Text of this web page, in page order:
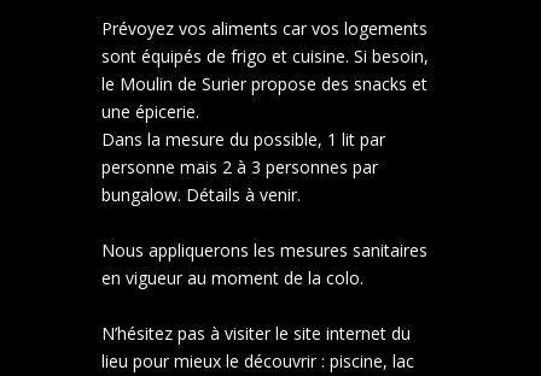
Prévoyez vos aliments car vos logements
sont équipés de frigo et cuisine. Si besoin,
le Moulin de Surier propose des snacks et
une épicerie.
Dans la mesure du possible, 1 lit par
personne mais 2 à 3 personnes par
bungalow. Détails à venir.
Nous appliquerons les mesures sanitaires
en vigueur au moment de la colo.
N’hésitez pas à visiter le site internet du
lieu pour mieux le découvrir : piscine, lac